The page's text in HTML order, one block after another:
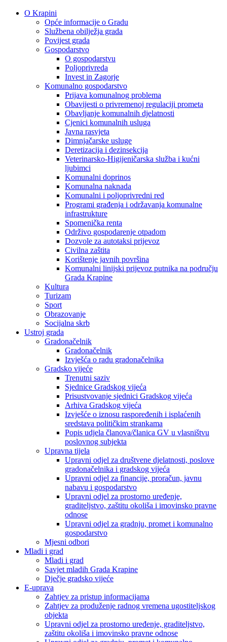
O Krapini
Opće informacije o Gradu
Službena obilježja grada
Povijest grada
Gospodarstvo
O gospodarstvu
Poljoprivreda
Invest in Zagorje
Komunalno gospodarstvo
Prijava komunalnog problema
Obavijesti o privremenoj regulaciji prometa
Obavljanje komunalnih djelatnosti
Cjenici komunalnih usluga
Javna rasvjeta
Dimnjačarske usluge
Deretizacija i dezinsekcija
Veterinarsko-Higijeničarska služba i kućni
ljubimci
Komunalni doprinos
Komunalna naknada
Komunalni i poljoprivredni red
Programi građenja i održavanja komunalne
infrastrukture
Spomenička renta
Održivo gospodarenje otpadom
Dozvole za autotaksi prijevoz
Civilna zaštita
Korištenje javnih površina
Komunalni linijski prijevoz putnika na području
Grada Krapine
Kultura
Turizam
Sport
Obrazovanje
Socijalna skrb
Ustroj grada
Gradonačelnik
Gradonačelnik
Izvješća o radu gradonačelnika
Gradsko vijeće
Trenutni saziv
Sjednice Gradskog vijeća
Prisustvovanje sjednici Gradskog vijeća
Arhiva Gradskog vijeća
Izvješće o iznosu raspoređenih i isplaćenih
sredstava političkim strankama
Popis udjela članova/članica GV u vlasništvu
poslovnog subjekta
Upravna tijela
Upravni odjel za društvene djelatnosti, poslove
gradonačelnika i gradskog vijeća
Upravni odjel za financije, proračun, javnu
nabavu i gospodarstvo
Upravni odjel za prostorno uređenje,
graditeljstvo, zaštitu okoliša i imovinsko pravne
odnose
Upravni odjel za gradnju, promet i komunalno
gospodarstvo
Mjesni odbori
Mladi i grad
Mladi i grad
Savjet mladih Grada Krapine
Dječje gradsko vijeće
E-uprava
Zahtjev za pristup informacijama
Zahtjev za produženje radnog vremena ugostiteljskog
objekta
Upravni odjel za prostorno uređenje, graditeljstvo,
zaštitu okoliša i imovinsko pravne odnose